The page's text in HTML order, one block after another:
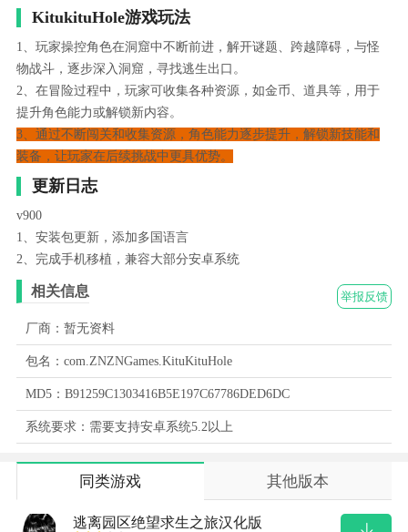
KitukituHole游戏玩法
1、玩家操控角色在洞窟中不断前进，解开谜题、跨越障碍，与怪
物战斗，逐步深入洞窟，寻找逃生出口。
2、在冒险过程中，玩家可收集各种资源，如金币、道具等，用于
提升角色能力或解锁新内容。
3、通过不断闯关和收集资源，角色能力逐步提升，解锁新技能和
装备，让玩家在后续挑战中更具优势。
更新日志
v900
1、安装包更新，添加多国语言
2、完成手机移植，兼容大部分安卓系统
举报反馈
相关信息
厂商：暂无资料
包名：com.ZNZNGames.KituKituHole
MD5：B91259C1303416B5E197C67786DED6DC
系统要求：需要支持安卓系统5.2以上
同类游戏 其他版本
逃离园区绝望求生之旅汉化版